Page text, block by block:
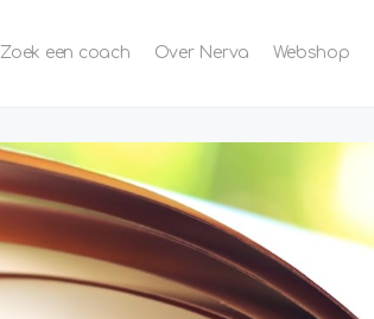
Zoek een coach Over Nerva Webshop